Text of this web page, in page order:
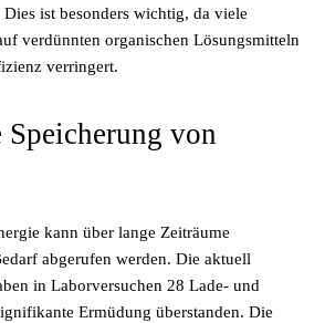
ist besonders wichtig, da viele
verdünnten organischen Lösungsmitteln
verringert.
von
kann über lange Zeiträume
abgerufen werden. Die aktuell
in Laborversuchen 28 Lade- und
Ermüdung überstanden. Die